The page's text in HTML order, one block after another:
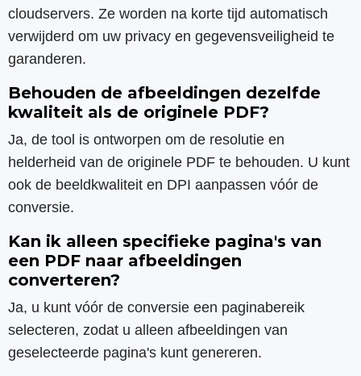
cloudservers. Ze worden na korte tijd automatisch
verwijderd om uw privacy en gegevensveiligheid te
garanderen.
Behouden de afbeeldingen dezelfde
kwaliteit als de originele PDF?
Ja, de tool is ontworpen om de resolutie en
helderheid van de originele PDF te behouden. U kunt
ook de beeldkwaliteit en DPI aanpassen vóór de
conversie.
Kan ik alleen specifieke pagina's van
een PDF naar afbeeldingen
converteren?
Ja, u kunt vóór de conversie een paginabereik
selecteren, zodat u alleen afbeeldingen van
geselecteerde pagina's kunt genereren.